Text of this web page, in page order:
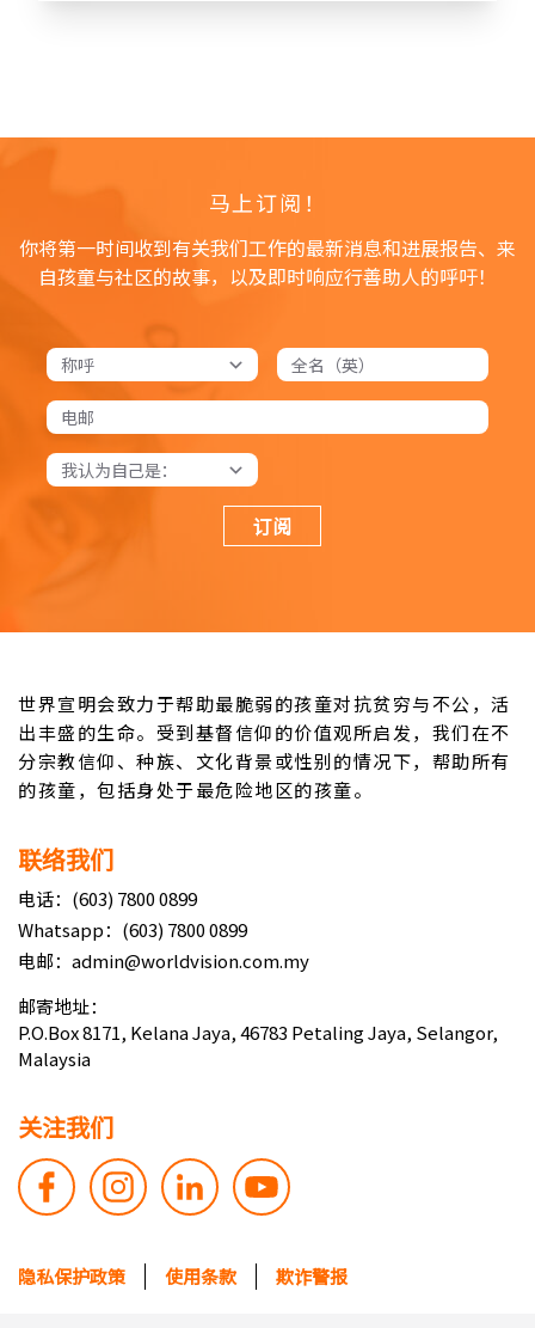
马上订阅！
你将第一时间收到有关我们工作的最新消息和进展报告、来
自孩童与社区的故事，以及即时响应行善助人的呼吁！
订阅
世界宣明会致力于帮助最脆弱的孩童对抗贫穷与不公，活
出丰盛的生命。受到基督信仰的价值观所启发，我们在不
分宗教信仰、种族、文化背景或性别的情况下，帮助所有
的孩童，包括身处于最危险地区的孩童。
联络我们
电话：(603) 7800 0899
Whatsapp：(603) 7800 0899
电邮：admin@worldvision.com.my
邮寄地址：
P.O.Box 8171, Kelana Jaya, 46783 Petaling Jaya, Selangor,
Malaysia
关注我们
隐私保护政策 使用条款 欺诈警报